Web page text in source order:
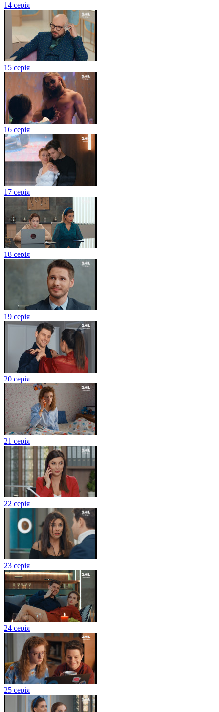
14 серія
15 серія
16 серія
17 серія
18 серія
19 серія
20 серія
21 серія
22 серія
23 серія
24 серія
25 серія